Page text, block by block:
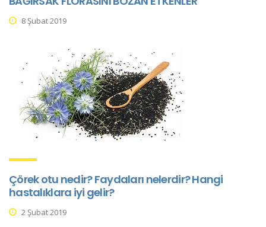
8 Şubat 2019
Çörek otu nedir? Faydaları nelerdir? Hangi
hastalıklara iyi gelir?
2 Şubat 2019